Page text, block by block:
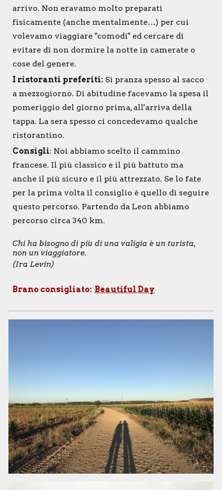
arrivo. Non eravamo molto preparati
fisicamente (anche mentalmente…) per cui
volevamo viaggiare "comodi" ed cercare di
evitare di non dormire la notte in camerate o
cose del genere.
I ristoranti preferiti: Si pranza spesso al sacco
a mezzogiorno. Di abitudine facevamo la spesa il
pomeriggio del giorno prima, all'arriva della
tappa. La sera spesso ci concedevamo qualche
ristorantino.
Consigli: Noi abbiamo scelto il cammino
francese. Il più classico e il più battuto ma
anche il più sicuro e il più attrezzato. Se lo fate
per la prima volta il consiglio è quello di seguire
questo percorso. Partendo da Leon abbiamo
percorso circa 340 km.
Chi ha bisogno di più di una valigia è un turista,
non un viaggiatore.
(Ira Levin)
Brano consigliato: Beautiful Day